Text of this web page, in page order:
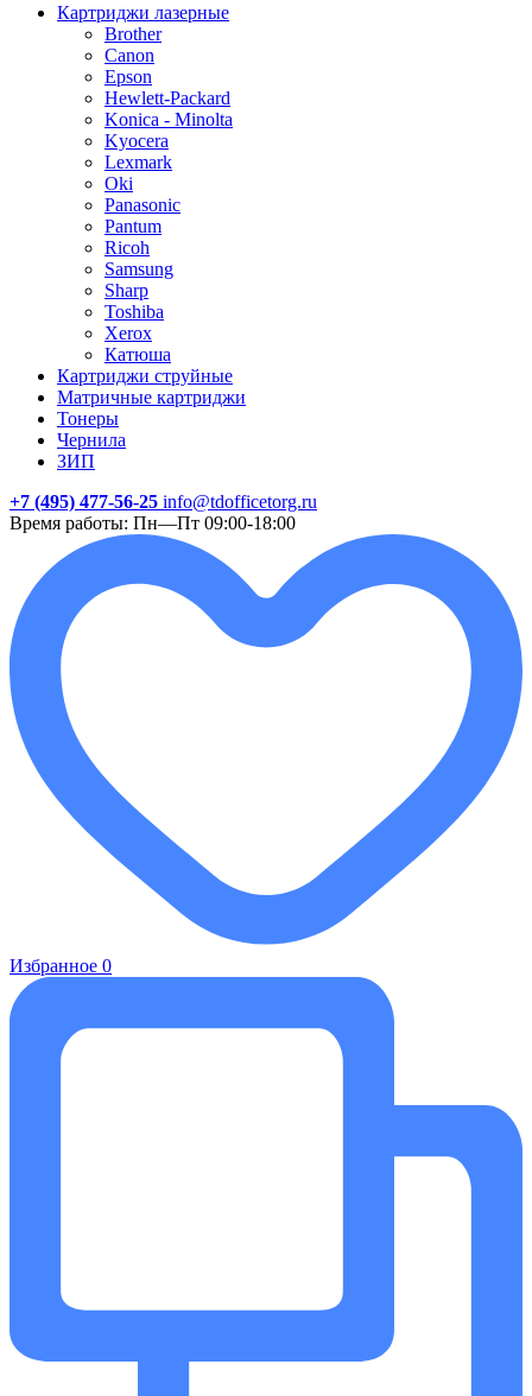
Картриджи лазерные
Brother
Canon
Epson
Hewlett-Packard
Konica - Minolta
Kyocera
Lexmark
Oki
Panasonic
Pantum
Ricoh
Samsung
Sharp
Toshiba
Xerox
Катюша
Картриджи струйные
Матричные картриджи
Тонеры
Чернила
ЗИП
+7 (495) 477-56-25 info@tdofficetorg.ru
Время работы: Пн—Пт 09:00-18:00
Избранное 0